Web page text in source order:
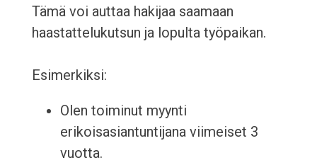
Tämä voi auttaa hakijaa saamaan
haastattelukutsun ja lopulta työpaikan.
Esimerkiksi:
Olen toiminut myynti
erikoisasiantuntijana viimeiset 3
vuotta.